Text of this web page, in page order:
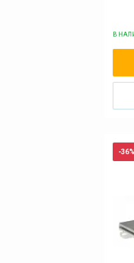
В
-36%